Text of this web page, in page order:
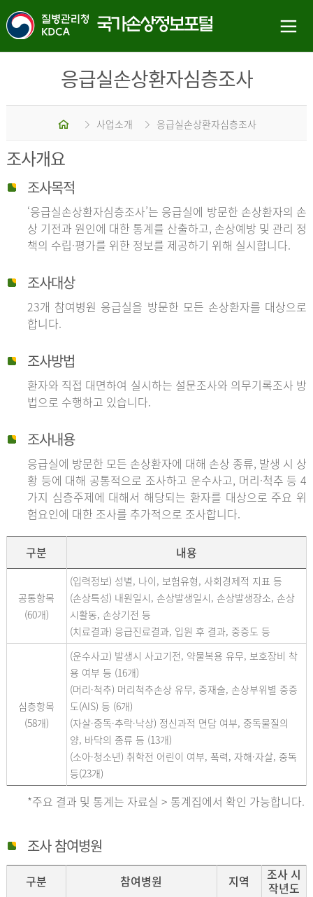
응급실손상환자심층조사
홈 사업소개 응급실손상환자심층조사
조사개요
조사목적
‘응급실손상환자심층조사’는 응급실에 방문한 손상환자의 손
상 기전과 원인에 대한 통계를 산출하고, 손상예방 및 관리 정
책의 수립·평가를 위한 정보를 제공하기 위해 실시합니다.
조사대상
23개 참여병원 응급실을 방문한 모든 손상환자를 대상으로
합니다.
조사방법
환자와 직접 대면하여 실시하는 설문조사와 의무기록조사 방
법으로 수행하고 있습니다.
조사내용
응급실에 방문한 모든 손상환자에 대해 손상 종류, 발생 시 상
황 등에 대해 공통적으로 조사하고 운수사고, 머리·척추 등 4
가지 심층주제에 대해서 해당되는 환자를 대상으로 주요 위
험요인에 대한 조사를 추가적으로 조사합니다.
구분 내용
공통항목
(60개)
(입력정보) 성별, 나이, 보험유형, 사회경제적 지표 등
(손상특성) 내원일시, 손상발생일시, 손상발생장소, 손상
시활동, 손상기전 등
(치료결과) 응급진료결과, 입원 후 결과, 중증도 등
심층항목
(58개)
(운수사고) 발생시 사고기전, 약물복용 유무, 보호장비 착
용 여부 등 (16개)
(머리·척추) 머리척추손상 유무, 중재술, 손상부위별 중증
도(AIS) 등 (6개)
(자살·중독·추락·낙상) 정신과적 면담 여부, 중독물질의
양, 바닥의 종류 등 (13개)
(소아·청소년) 취학전 어린이 여부, 폭력, 자해·자살, 중독
등(23개)
*주요 결과 및 통계는 자료실 > 통계집에서 확인 가능합니다.
조사 참여병원
구분 참여병원 지역
조사 시
작년도